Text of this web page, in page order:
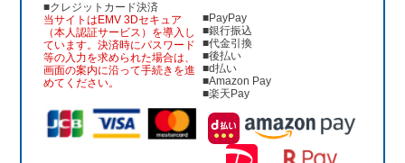
■クレジットカード決済
当サイトはEMV 3Dセキュア
（本人認証サービス）を導入し
ています。決済時にパスワード
等の入力を求められた場合は、
画面の案内に沿って手続きを進
めてください。
■PayPay
■銀行振込
■代金引換
■後払い
■d払い
■Amazon Pay
■楽天Pay